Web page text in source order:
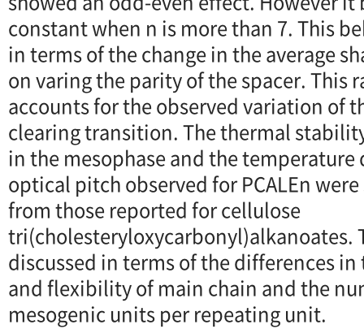
constant when n is more than 7. This
in terms of the change in the average
on varing the parity of the spacer. This
accounts for the observed variation of
clearing transition. The thermal
in the mesophase and the
optical pitch observed for PCALEn
from those reported for cellulose
tri(cholesteryloxycarbonyl)alkanoates.
discussed in terms of the differences
and flexibility of main chain and the
mesogenic units per repeating unit.